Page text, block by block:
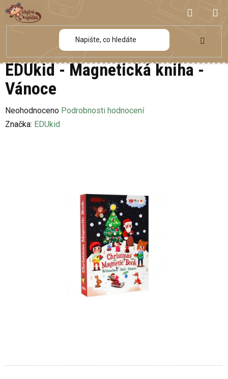
Přejít
na
obsah
KOŠÍK
EDUkid - Magnetická kniha -
Vánoce
Průměrné
hodnocení
Neohodnoceno Podrobnosti hodnocení
Značka: EDUkid